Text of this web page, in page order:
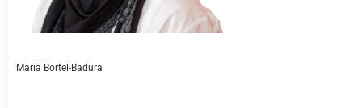
Maria Bortel-Badura